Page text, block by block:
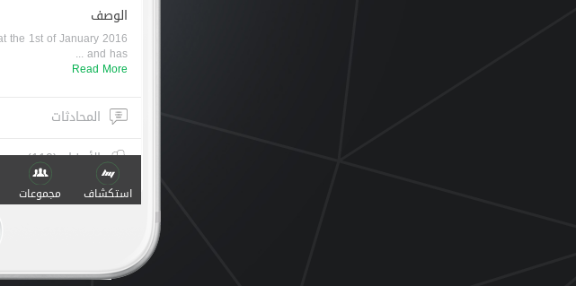
الوصف
the 1st of January 2016
and has ...
Read More
المحادثات
الأعضاء (110)
أنشطة
Evening Run in the
Diplomatic Quarter
استكشاف مجموعات